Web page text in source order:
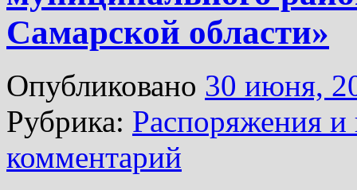
Самарской области»
Опубликовано 30 июня,
Рубрика: Распоряжения и
комментарий